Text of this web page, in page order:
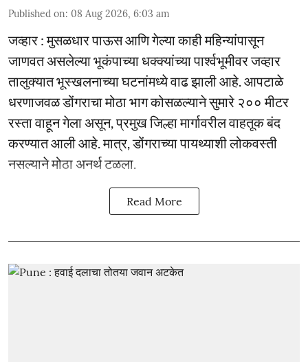
Published on: 08 Aug 2026, 6:03 am
जव्हार : मुसळधार पाऊस आणि गेल्या काही महिन्यांपासून
जाणवत असलेल्या भूकंपाच्या धक्क्यांच्या पार्श्वभूमीवर जव्हार
तालुक्यात भूस्खलनाच्या घटनांमध्ये वाढ झाली आहे. आपटाळे
धरणाजवळ डोंगराचा मोठा भाग कोसळल्याने सुमारे २०० मीटर
रस्ता वाहून गेला असून, प्रमुख जिल्हा मार्गावरील वाहतूक बंद
करण्यात आली आहे. मात्र, डोंगराच्या पायथ्याशी लोकवस्ती
नसल्याने मोठा अनर्थ टळला.
Read More